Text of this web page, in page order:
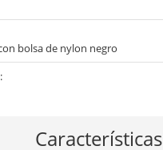
bolsa de nylon negro
Características